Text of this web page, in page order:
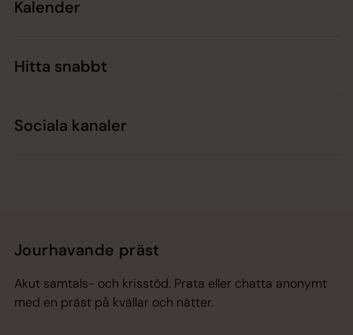
Kalender
Hitta snabbt
Sociala kanaler
Jourhavande präst
Akut samtals- och krisstöd. Prata eller chatta anonymt
med en präst på kvällar och nätter.